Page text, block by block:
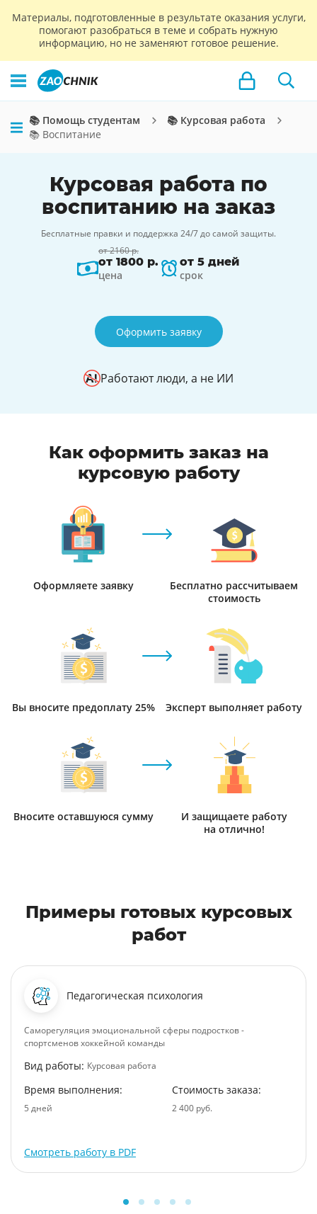
Материалы, подготовленные в результате оказания услуги,
помогают разобраться в теме и собрать нужную
информацию, но не заменяют готовое решение.
📚 Помощь студентам
📚 Курсовая работа
📚 Воспитание
Курсовая работа по
воспитанию на заказ
Бесплатные правки и поддержка 24/7 до самой защиты.
от 2160 р.
от 1800 р.
цена
от 5 дней
срок
Оформить заявку
Работают люди, а не ИИ
Как оформить заказ на
курсовую работу
Оформляете заявку
Бесплатно рассчитываем
стоимость
Вы вносите предоплату 25% Эксперт выполняет работу
Вносите оставшуюся сумму
И защищаете работу
на отлично!
Примеры готовых курсовых
работ
Педагогическая психология
Саморегуляция эмоциональной сферы подростков -
спортсменов хоккейной команды
Вид работы: Курсовая работа
Время выполнения:
5 дней
Стоимость заказа:
2 400 руб.
Смотреть работу в PDF